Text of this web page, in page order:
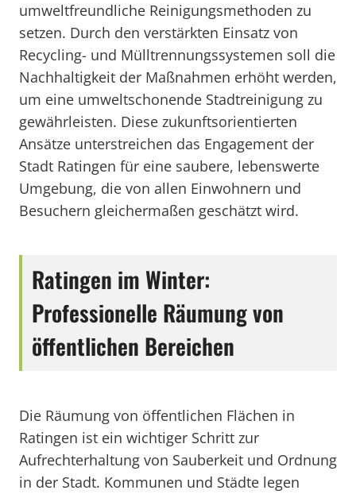
umweltfreundliche Reinigungsmethoden zu
setzen. Durch den verstärkten Einsatz von
Recycling- und Mülltrennungssystemen soll die
Nachhaltigkeit der Maßnahmen erhöht werden,
um eine umweltschonende Stadtreinigung zu
gewährleisten. Diese zukunftsorientierten
Ansätze unterstreichen das Engagement der
Stadt Ratingen für eine saubere, lebenswerte
Umgebung, die von allen Einwohnern und
Besuchern gleichermaßen geschätzt wird.
Ratingen im Winter:
Professionelle Räumung von
öffentlichen Bereichen
Die Räumung von öffentlichen Flächen in
Ratingen ist ein wichtiger Schritt zur
Aufrechterhaltung von Sauberkeit und Ordnung
in der Stadt. Kommunen und Städte legen